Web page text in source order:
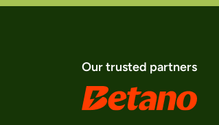
Our trusted partners